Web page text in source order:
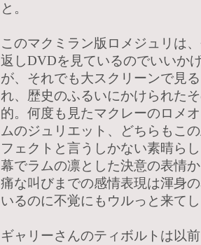
と。
このマクミラン版ロメジュリは
返しDVDを見ているのでいいか
が、それでも大スクリーンで見
れ、歴史のふるいにかけられた
的。何度も見たマクレーのロメ
ムのジュリエット、どちらもこ
フェクトと言うしかない素晴ら
幕でラムの凛とした決意の表情
痛な叫びまでの感情表現は渾身
いるのに不覚にもウルっと来て
ギャリーさんのティボルトは以